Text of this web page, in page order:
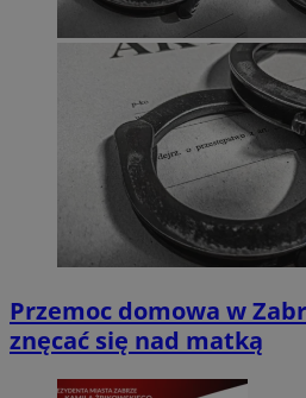
Przemoc domowa w
znęcać się nad matką